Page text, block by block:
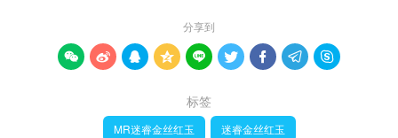
分享到
        
标签
MR迷睿金丝红玉 迷睿金丝红玉